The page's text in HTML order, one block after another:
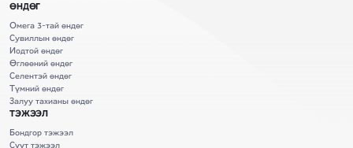
ӨНДӨГ
Омега 3-тай өндөг
Сувиллын өндөг
Иодтой өндөг
Өглөөний өндөг
Селентэй өндөг
Түмний өндөг
Залуу тахианы өндөг
ТЭЖЭЭЛ
Бондгор тэжээл
Сүүт тэжээл